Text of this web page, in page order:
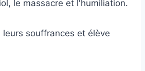
le massacre et l'humiliation.
leurs souffrances et élève